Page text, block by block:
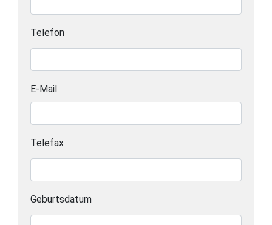
Telefon
E-Mail
Telefax
Geburtsdatum